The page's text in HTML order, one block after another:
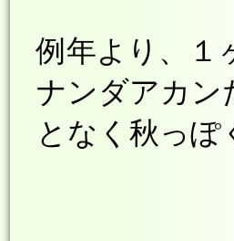
例年より、１
ナンダアカン
となく秋っ
でぶ